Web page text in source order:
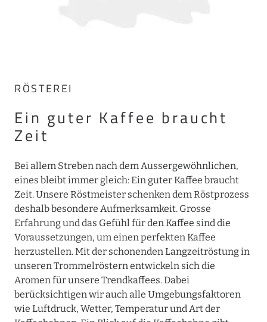
RÖSTEREI
Ein guter Kaffee braucht
Zeit
Bei allem Streben nach dem Aussergewöhnlichen,
eines bleibt immer gleich: Ein guter Kaffee braucht
Zeit. Unsere Röstmeister schenken dem Röstprozess
deshalb besondere Aufmerksamkeit. Grosse
Erfahrung und das Gefühl für den Kaffee sind die
Voraussetzungen, um einen perfekten Kaffee
herzustellen. Mit der schonenden Langzeitröstung in
unseren Trommelröstern entwickeln sich die
Aromen für unsere Trendkaffees. Dabei
berücksichtigen wir auch alle Umgebungsfaktoren
wie Luftdruck, Wetter, Temperatur und Art der